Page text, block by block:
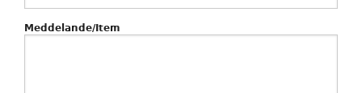
Meddelande/Item